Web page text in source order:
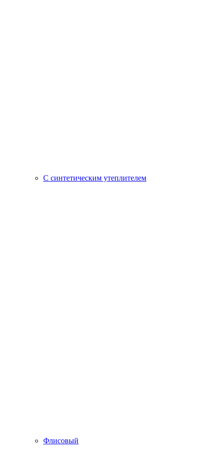
С синтетическим утеплителем
Флисовый